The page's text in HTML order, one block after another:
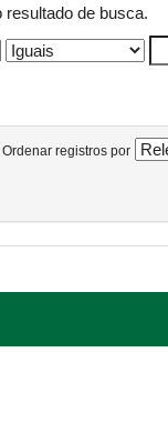
resultado de busca.
Ordenar registros por